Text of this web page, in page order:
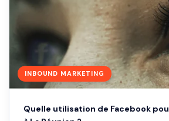
INBOUND MARKETING
Quelle utilisation de Facebook